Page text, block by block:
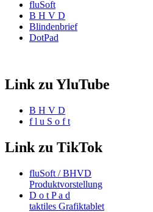
fluSoft
B H V D
Blindenbrief
DotPad
Link zu YluTube
B H V D
f l u S o f t
Link zu TikTok
fluSoft / BHVD
Produktvorstellung
D o t P a d
taktiles Grafiktablet